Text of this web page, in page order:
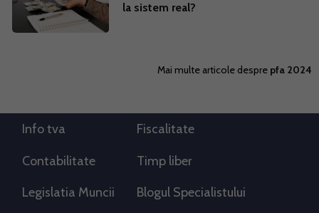
la sistem real?
Mai multe articole despre pfa 2024
Info tva Fiscalitate
Contabilitate Timp liber
Legislatia Muncii Blogul Specialistului